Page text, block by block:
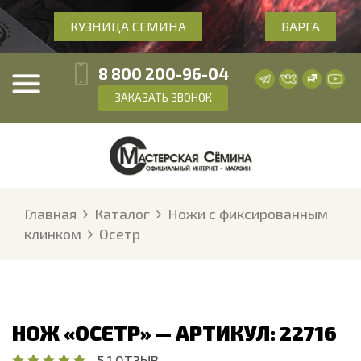
КУЗНИЦА СЕМИНА ВАРГА
8 800 200-96-04
ЗАКАЗАТЬ ЗВОНОК
Главная Каталог
Ножи с фиксированным
клинком
Осетр
НОЖ «ОСЕТР» — АРТИКУЛ: 22716